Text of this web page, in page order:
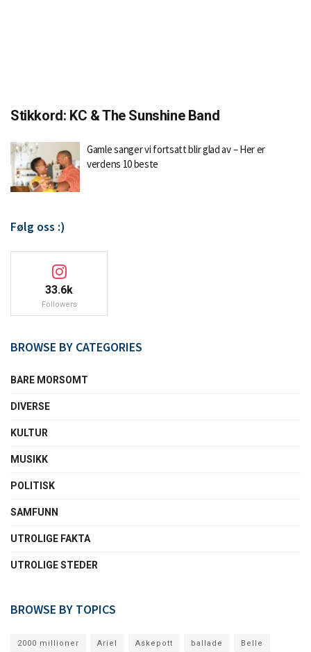
Stikkord: KC & The Sunshine Band
Gamle sanger vi fortsatt blir glad av – Her er
verdens 10 beste
Følg oss :)
33.6k
Followers
BROWSE BY CATEGORIES
BARE MORSOMT
DIVERSE
KULTUR
MUSIKK
POLITISK
SAMFUNN
UTROLIGE FAKTA
UTROLIGE STEDER
BROWSE BY TOPICS
2000 millioner Ariel Askepott ballade Belle